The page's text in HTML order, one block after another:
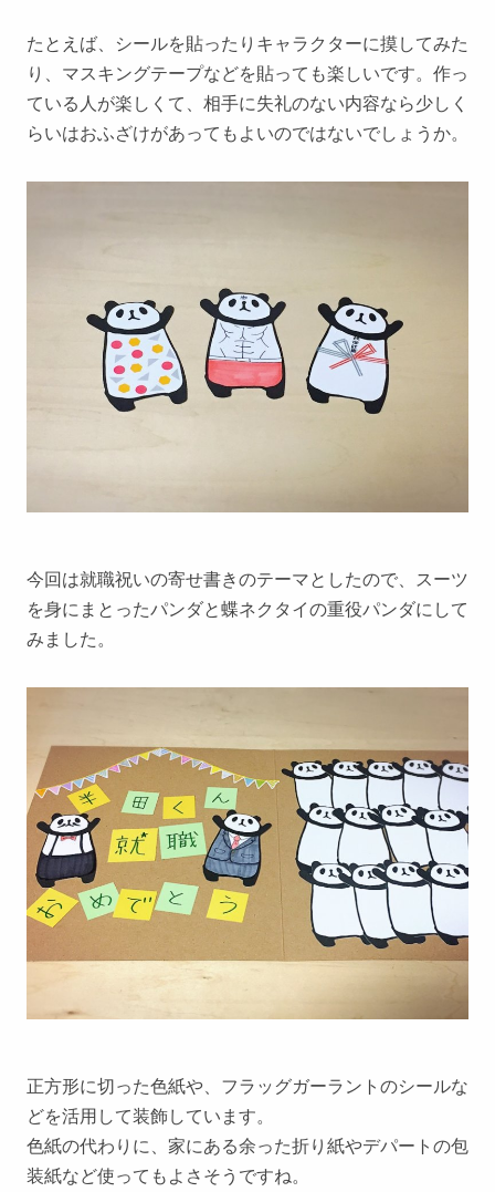
たとえば、シールを貼ったりキャラクターに摸してみた
り、マスキングテープなどを貼っても楽しいです。作っ
ている人が楽しくて、相手に失礼のない内容なら少しく
らいはおふざけがあってもよいのではないでしょうか。
今回は就職祝いの寄せ書きのテーマとしたので、スーツ
を身にまとったパンダと蝶ネクタイの重役パンダにして
みました。
正方形に切った色紙や、フラッグガーラントのシールな
どを活用して装飾しています。
色紙の代わりに、家にある余った折り紙やデパートの包
装紙など使ってもよさそうですね。